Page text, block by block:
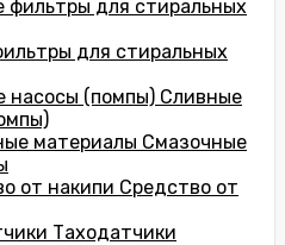
для стиральных
Сливные
Смазочные
Средство от
Таходатчики